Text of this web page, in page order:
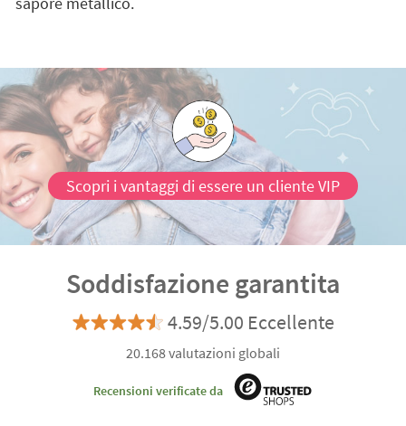
Scopri i vantaggi di essere un cliente VIP
Soddisfazione garantita
4.59/5.00 Eccellente
20.168 valutazioni globali
Recensioni verificate da